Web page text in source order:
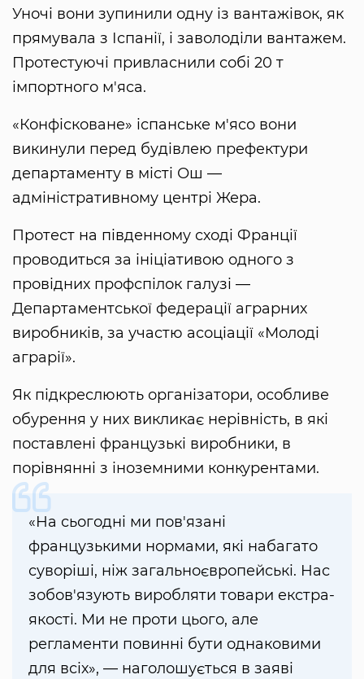
Уночі вони зупинили одну із вантажівок, як
прямувала з Іспанії, і заволоділи вантажем.
Протестуючі привласнили собі 20 т
імпортного м'яса.
«Конфісковане» іспанське м'ясо вони
викинули перед будівлею префектури
департаменту в місті Ош —
адміністративному центрі Жера.
Протест на південному сході Франції
проводиться за ініціативою одного з
провідних профспілок галузі —
Департаментської федерації аграрних
виробників, за участю асоціації «Молоді
аграрії».
Як підкреслюють організатори, особливе
обурення у них викликає нерівність, в які
поставлені французькі виробники, в
порівнянні з іноземними конкурентами.
«На сьогодні ми пов'язані
французькими нормами, які набагато
суворіші, ніж загальноєвропейські. Нас
зобов'язують виробляти товари екстра-
якості. Ми не проти цього, але
регламенти повинні бути однаковими
для всіх», — наголошується в заяві